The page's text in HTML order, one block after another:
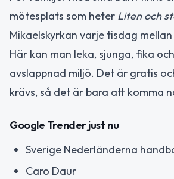
mötesplats som heter Liten och
Mikaelskyrkan varje tisdag
Här kan man leka, sjunga, fika
avslappnad miljö. Det är gratis
krävs, så det är bara att komma
Google Trender just nu
Sverige Nederländerna
Caro Daur